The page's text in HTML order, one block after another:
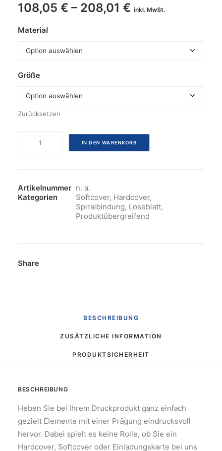
108,05 € – 208,01 € inkl. MwSt.
Material
Größe
Zurücksetzen
IN DEN WARENKORB
Artikelnummer n. a.
Kategorien
Softcover, Hardcover,
Spiralbindung, Loseblatt,
Produktübergreifend
Share
BESCHREIBUNG
ZUSÄTZLICHE INFORMATION
PRODUKTSICHERHEIT
BESCHREIBUNG
Heben Sie bei Ihrem Druckprodukt ganz einfach
gezielt Elemente mit einer Prägung eindrucksvoll
hervor. Dabei spielt es keine Rolle, ob Sie ein
Hardcover, Softcover oder Einladungskarte bei uns